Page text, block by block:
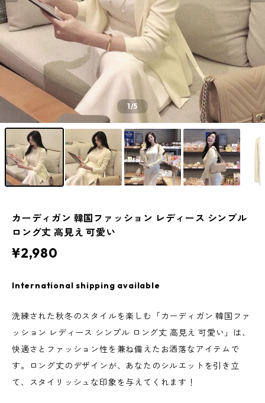
1/5
カーディガン 韓国ファッション レディース シンプル
ロング丈 高見え 可愛い
¥2,980
International shipping available
洗練された秋冬のスタイルを楽しむ「カーディガン 韓国ファ
ッション レディース シンプル ロング丈 高見え 可愛い」は、
快適さとファッション性を兼ね備えたお洒落なアイテムで
す。ロング丈のデザインが、あなたのシルエットを引き立
て、スタイリッシュな印象を与えてくれます！